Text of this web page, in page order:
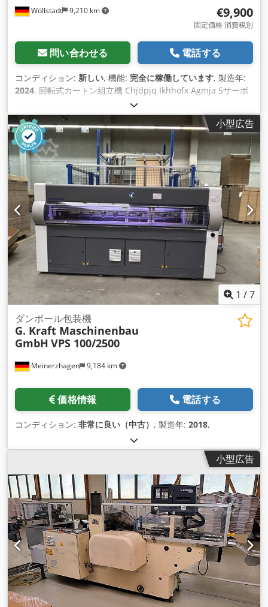
Wöllstadt 9,210 km €9,900
固定価格 消費税別
問い合わせる 電話する
コンディション: 新しい, 機能: 完全に稼働しています, 製造年:
2024, 回転式カートン組立機 Chjdpjq Ikhhofx Agmja 5サーボ
モーターとPLC制御 箱サイズにより5～20箱/分 現在の納期は2
週間以内 保証期間1年
小型広告
1 /7
Meinerzhagen 9,184 km
ダンボール包装機
G. Kraft Maschinenbau
GmbH VPS 100/2500
価格情報 電話する
コンディション: 非常に良い（中古） , 製造年: 2018,
小型広告